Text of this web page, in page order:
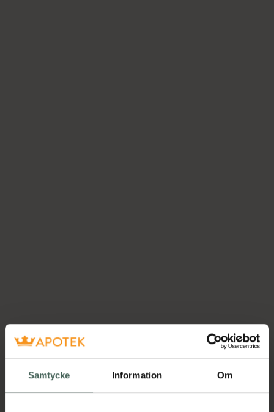
Samtycke Information Om